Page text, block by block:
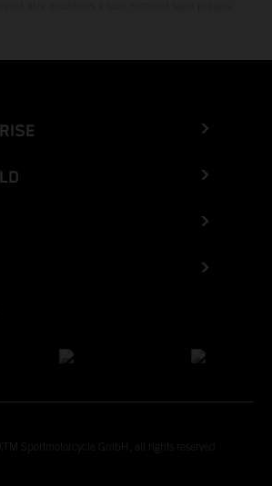
Sportmotorcycle GmbH, all rights reserved